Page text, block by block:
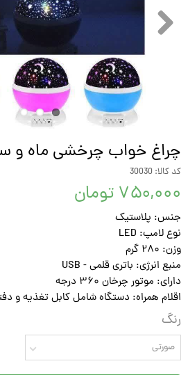
چراغ خواب چرخشی ماه و
کد کالا: 30030
۷۵۰,۰۰۰ تومان
جنس: پلاستیک
نوع لامپ: LED
وزن: ۲۸۰ گرم
منبع انرژی: باتری قلمی - USB
دارای: موتور چرخان ۳۶۰ درجه
اقلام همراه: دستگاه شامل کابل تغذیه و
رنگ
صورتی